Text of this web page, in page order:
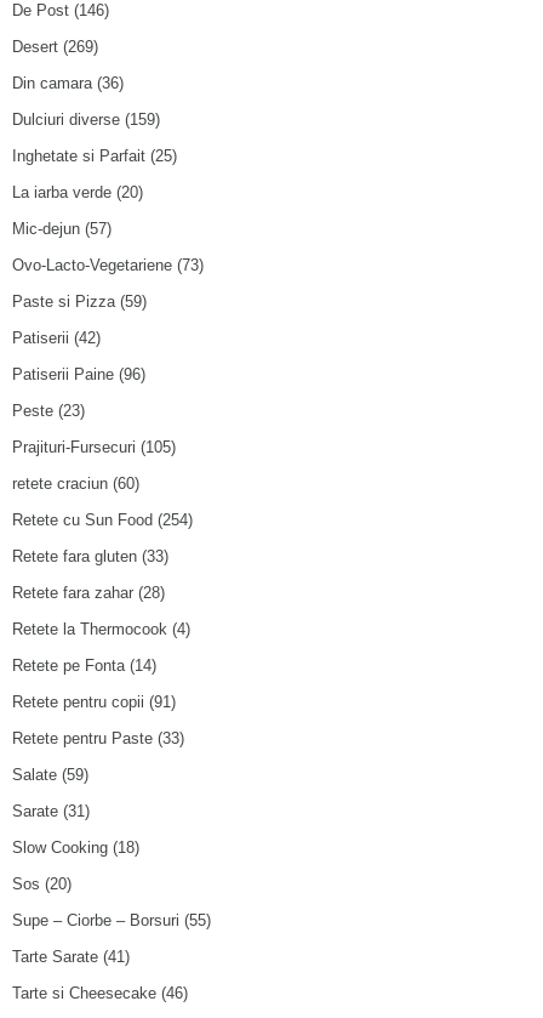
De Post (146)
Desert (269)
Din camara(36)
Dulciuri diverse (159)
Inghetate si Parfait (25)
La iarba verde (20)
Mic-dejun (57)
Ovo-Lacto-Vegetariene (73)
Paste si Pizza(59)
Patiserii (42)
Patiserii Paine (96)
Peste (23)
Prajituri-Fursecuri (105)
retete craciun (60)
Retete cu Sun Food (254)
Retete fara gluten (33)
Retete fara zahar (28)
Retete la Thermocook (4)
Retete pe Fonta(14)
Retete pentru copii (91)
Retete pentru Paste (33)
Salate (59)
Sarate (31)
Slow Cooking (18)
Sos (20)
Supe – Ciorbe – Borsuri (55)
Tarte Sarate (41)
Tarte si Cheesecake (46)